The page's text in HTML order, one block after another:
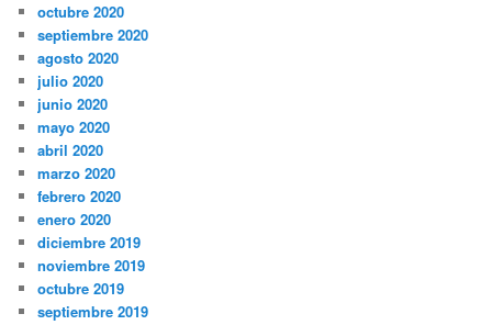
octubre 2020
septiembre 2020
agosto 2020
julio 2020
junio 2020
mayo 2020
abril 2020
marzo 2020
febrero 2020
enero 2020
diciembre 2019
noviembre 2019
octubre 2019
septiembre 2019